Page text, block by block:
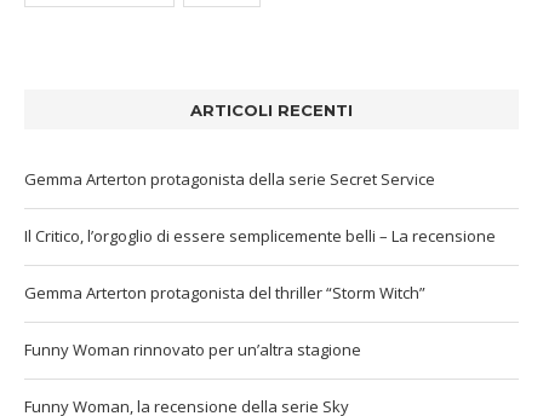
ARTICOLI RECENTI
Gemma Arterton protagonista della serie Secret Service
Il Critico, l’orgoglio di essere semplicemente belli – La recensione
Gemma Arterton protagonista del thriller “Storm Witch”
Funny Woman rinnovato per un’altra stagione
Funny Woman, la recensione della serie Sky